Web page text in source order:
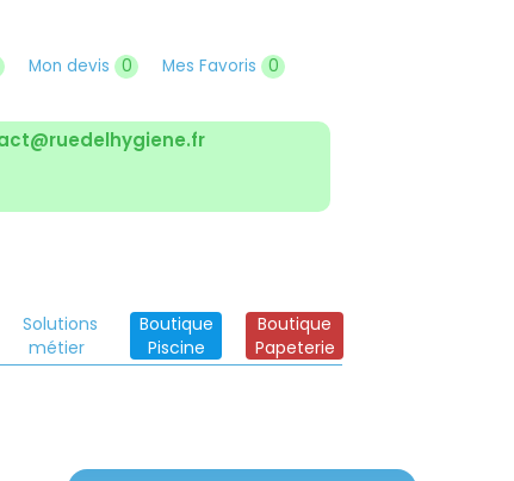
Mon devis 0 Mes Favoris 0
Solutions
métier
Boutique
Piscine
Boutique
Papeterie